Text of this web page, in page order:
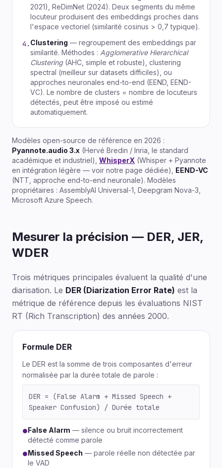
2021), ReDimNet (2024). Deux segments du même
locuteur produisent des embeddings proches dans
l'espace vectoriel (similarité cosinus > 0,7 typique).
4. Clustering — regroupement des embeddings par
similarité. Méthodes : Agglomerative Hierarchical
Clustering(AHC, simple et robuste), clustering
spectral (meilleur sur datasets difficiles), ou
approches neuronales end-to-end (EEND, EEND-
VC). Le nombre de clusters = nombre de locuteurs
détectés, peut être imposé ou estimé
automatiquement.
Modèles open-source de référence en 2026 :
Pyannote.audio 3.x (Hervé Bredin / Inria, le standard
académique et industriel), WhisperX (Whisper + Pyannote
en intégration légère — voir notre page dédiée), EEND-VC
(NTT, approche end-to-end neuronale). Modèles
propriétaires : AssemblyAI Universal-1, Deepgram Nova-3,
Microsoft Azure Speech.
Mesurer la précision — DER, JER,
WDER
Trois métriques principales évaluent la qualité d'une
diarisation. Le DER (Diarization Error Rate) est la
métrique de référence depuis les évaluations NIST
RT (Rich Transcription) des années 2000.
Formule DER
Le DER est la somme de trois composantes d'erreur
normalisée par la durée totale de parole :
DER = (False Alarm + Missed Speech +
Speaker Confusion) / Durée totale
●False Alarm — silence ou bruit incorrectement
détecté comme parole
●Missed Speech — parole réelle non détectée par
le VAD